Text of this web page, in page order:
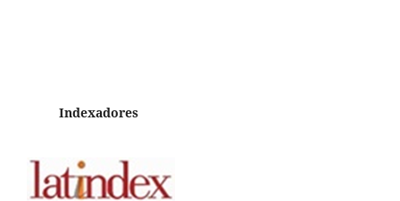
Indexadores